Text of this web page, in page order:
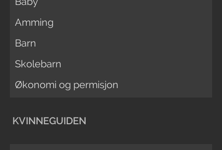
Amming
Barn
Skolebarn
Økonomi og permisjon
KVINNEGUIDEN